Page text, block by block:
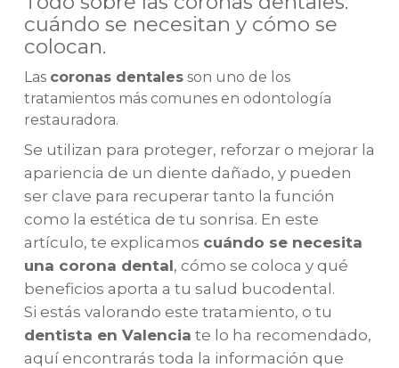
cuándo se necesitan y cómo se
colocan.
Las coronas dentalesson uno de los
tratamientos más comunes en odontología
restauradora.
Se utilizan para proteger, reforzar o mejorar la
apariencia de un diente dañado, y pueden
ser clave para recuperar tanto la función
como la estética de tu sonrisa. En este
artículo, te explicamos cuándo se necesita
una corona dental, cómo se coloca y qué
beneficios aporta a tu salud bucodental.
Si estás valorando este tratamiento, o tu
dentista en Valencia te lo ha recomendado,
aquí encontrarás toda la información que